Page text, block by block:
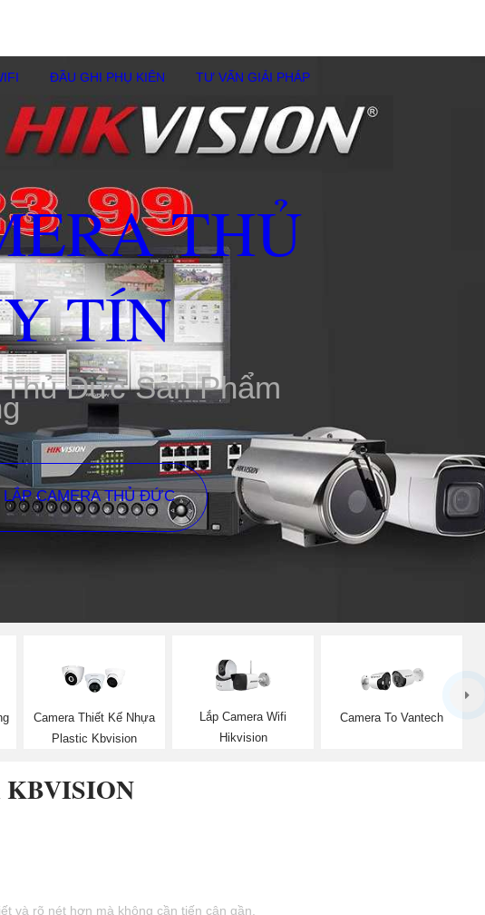
ĐẦU GHI PHỤ KIÊN TƯ VẤN GIẢI PHÁP
THỦ
TÍN
Đức Sản Phẩm
LẮP CAMERA THỦ ĐỨC
Camera Thiết Kế Nhựa
Plastic Kbvision
Lắp Camera Wifi
Hikvision
Camera To Vantech
KBVISION
và rõ nét hơn mà không cần tiến cận gần.